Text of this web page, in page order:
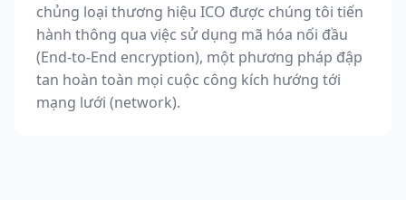
chủng loại thương hiệu ICO được chúng tôi tiến
hành thông qua việc sử dụng mã hóa nối đầu
(End-to-End encryption), một phương pháp đập
tan hoàn toàn mọi cuộc công kích hướng tới
mạng lưới (network).